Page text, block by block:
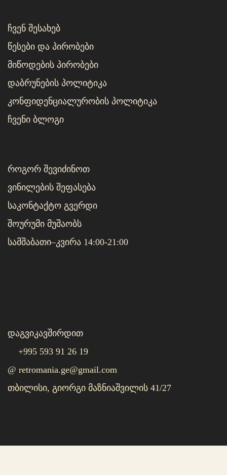
ჩვენ შესახებ
წესები და პირობები
მიწოდების პირობები
დაბრუნების პოლიტიკა
კონფიდენციალურობის პოლიტიკა
ჩვენი ბლოგი
როგორ შევიძინოთ
ვინილების შეფასება
საკონტაქტო გვერდი
შოურუმი მუშაობს
სამშაბათი–კვირა 14:00-21:00
დაგვიკავშირდით
+995 593 91 26 19
@ retromania.ge@gmail.com
თბილისი, გიორგი მაზნიაშვილის 41/27